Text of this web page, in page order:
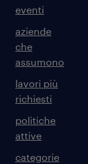
eventi
aziende
che
assumono
lavori più
richiesti
politiche
attive
categorie